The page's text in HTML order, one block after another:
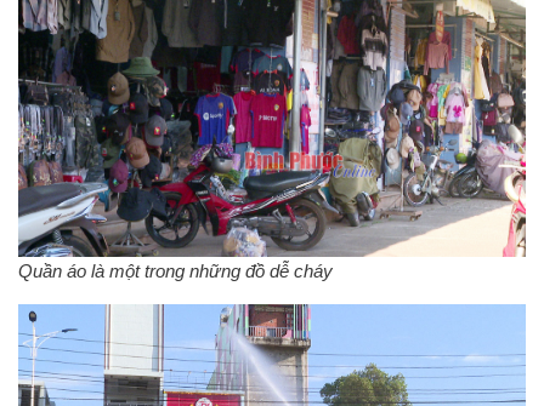
Quần áo là một trong những đồ dễ cháy